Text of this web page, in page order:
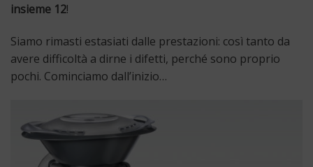
insieme 12!
Siamo rimasti estasiati dalle prestazioni: così tanto da
avere difficoltà a dirne i difetti, perché sono proprio
pochi. Cominciamo dall’inizio…